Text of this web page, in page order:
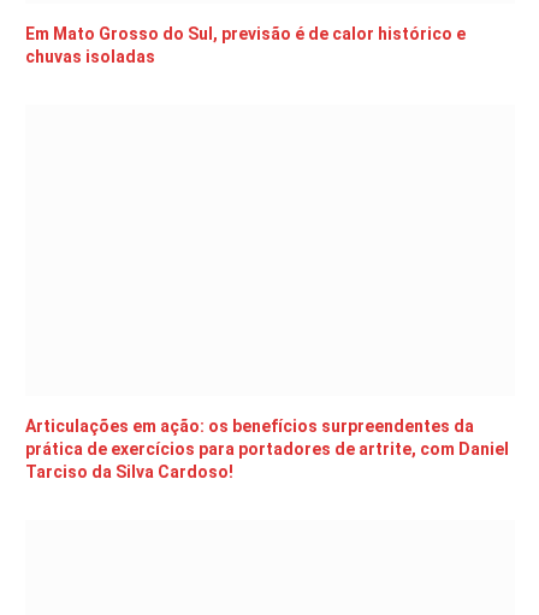
Em Mato Grosso do Sul, previsão é de calor histórico e
chuvas isoladas
Articulações em ação: os benefícios surpreendentes da
prática de exercícios para portadores de artrite, com Daniel
Tarciso da Silva Cardoso!